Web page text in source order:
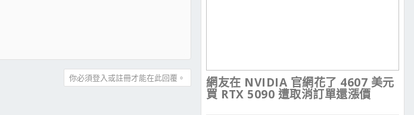
你必須登入或註冊才能在此回覆。 網友在 NVIDIA 官網花了 4607 美元
買 RTX 5090 遭取消訂單還漲價